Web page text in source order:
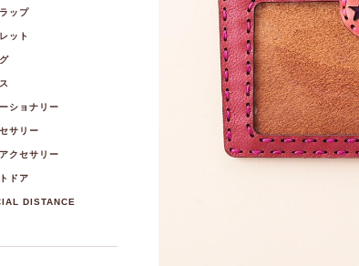
ップ
ット
ショナリー
サリー
クセサリー
ドア
DISTANCE